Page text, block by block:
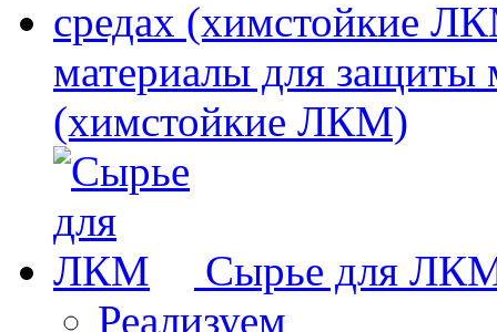
материалы для защиты
(химстойкие ЛКМ)
Сырье для
Реализуем